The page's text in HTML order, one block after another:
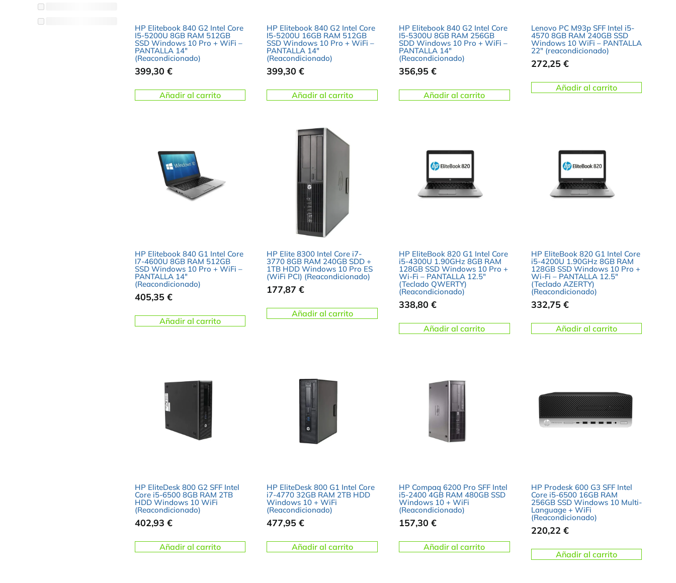
HP Elitebook 840 G2 Intel Core
I5-5200U 8GB RAM 512GB
SSD Windows 10 Pro + WiFi –
PANTALLA 14″
(Reacondicionado)
399,30 €
Añadir al carrito
HP Elitebook 840 G2 Intel Core
I5-5200U 16GB RAM 512GB
SSD Windows 10 Pro + WiFi –
PANTALLA 14″
(Reacondicionado)
399,30€
Añadir al carrito
HP Elitebook 840 G2 Intel Core
I5-5300U 8GB RAM 256GB
SDD Windows 10 Pro + WiFi –
PANTALLA 14″
(Reacondicionado)
356,95€
Añadir al carrito
Lenovo PC M93p SFF Intel i5-
4570 8GB RAM 240GB SSD
Windows 10 WiFi – PANTALLA
22″ (reacondicionado)
272,25 €
Añadir al carrito
HP Elitebook 840 G1 Intel Core
I7-4600U 8GB RAM 512GB
SSD Windows 10 Pro + WiFi –
PANTALLA 14″
(Reacondicionado)
405,35 €
Añadir al carrito
HP Elite 8300 Intel Core i7-
3770 8GB RAM 240GB SDD +
1TB HDD Windows 10 Pro ES
(WiFi PCI) (Reacondicionado)
177,87€
Añadir al carrito
HP EliteBook 820 G1 Intel Core
i5-4300U 1.90GHz 8GB RAM
128GB SSD Windows 10 Pro +
Wi-Fi – PANTALLA 12.5″
(Teclado QWERTY)
(Reacondicionado)
338,80€
Añadir al carrito
HP EliteBook 820 G1 Intel Core
i5-4200U 1.90GHz 8GB RAM
128GB SSD Windows 10 Pro +
Wi-Fi – PANTALLA 12.5″
(Teclado AZERTY)
(Reacondicionado)
332,75 €
Añadir al carrito
HP EliteDesk 800 G2 SFF Intel
Core i5-6500 8GB RAM 2TB
HDD Windows 10 WiFi
(Reacondicionado)
402,93 €
Añadir al carrito
HP EliteDesk 800 G1 Intel Core
i7-4770 32GB RAM 2TB HDD
Windows 10 + WiFi
(Reacondicionado)
477,95€
Añadir al carrito
HP Compaq 6200 Pro SFF Intel
i5-2400 4GB RAM 480GB SSD
Windows 10 + WiFi
(Reacondicionado)
157,30€
Añadir al carrito
HP Prodesk 600 G3 SFF Intel
Core i5-6500 16GB RAM
256GB SSD Windows 10 Multi-
Language + WiFi
(Reacondicionado)
220,22 €
Añadir al carrito